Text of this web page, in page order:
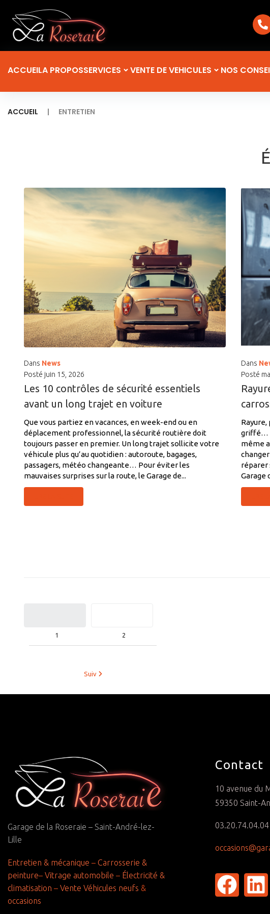
ACCUEILA PROPOSSERVICES VENTE DE VEHICULES NOS
ACCUEIL | ENTRETIEN
Dans News
Posté juin 15, 2026
Les 10 contrôles de sécurité essentiels
avant un long trajet en voiture
Que vous partiez en vacances, en week-end ou en
déplacement professionnel, la sécurité routière doit
toujours passer en premier. Un long trajet sollicite votre
véhicule plus qu’au quotidien : autoroute, bagages,
passagers, météo changeante… Pour éviter les
mauvaises surprises sur la route, le Garage de...
Dans
Posté
griffé…
même
réparer
Garage
1 2
Suiv
Garage de la Roseraie – Saint-André-lez-
Lille
Entretien & mécanique – Carrosserie &
peinture– Vitrage automobile – Électricité &
climatisation – Vente Véhicules neufs &
occasions
Contact
10 avenue du
59350 Saint-
03.20.74.04.04